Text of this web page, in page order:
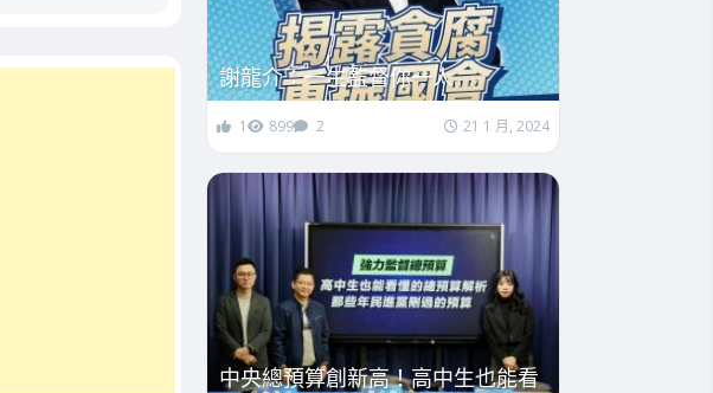
謝龍介：一生監督你一人
1 899 2 21 1 月, 2024
中央總預算創新高！高中生也能看